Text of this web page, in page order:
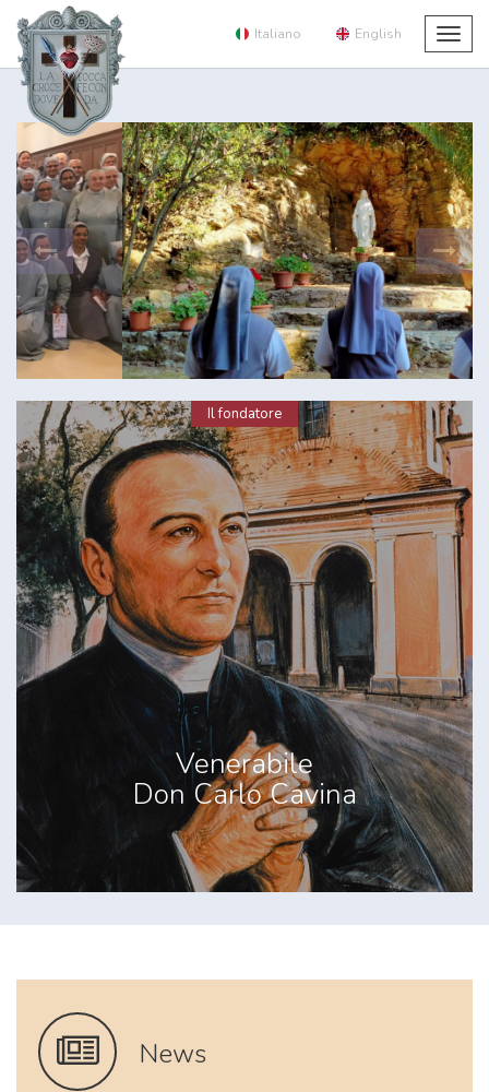
Italiano English
Il fondatore
Venerabile
Don Carlo Cavina
News